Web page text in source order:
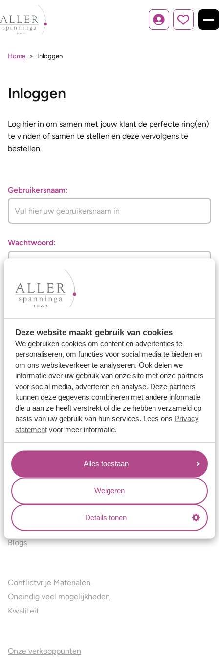
Deze website maakt gebruik van cookies
We gebruiken cookies om content en advertenties te
personaliseren, om functies voor social media te bieden en
om ons websiteverkeer te analyseren. Ook delen we
informatie over uw gebruik van onze site met onze partners
voor social media, adverteren en analyse. Deze partners
kunnen deze gegevens combineren met andere informatie
die u aan ze heeft verstrekt of die ze hebben verzameld op
basis van uw gebruik van hun services. Lees ons Privacy
statementvoor meer informatie.
Alles toestaan
Weigeren
Details tonen
Inloggen
Home Inloggen
Inloggen
Log hier in om samen met jouw klant de perfecte ring(en)
te vinden of samen te stellen en deze vervolgens te
bestellen.
Gebruikersnaam:
Wachtwoord:
Inloggen
Nog geen gebruikersnaam en wachtwoord ontvangen?
Vraaghierje inloggegevens aan.
Ons aanbod
Trouwringen
Memoireringen
Verlovingsringen
Vriendschapsringen
Over ons
Aller Spanninga
Historie
Certificaten
Blogs
Conflictvrije Materialen
Oneindig veel mogelijkheden
Kwaliteit
Onze verkooppunten